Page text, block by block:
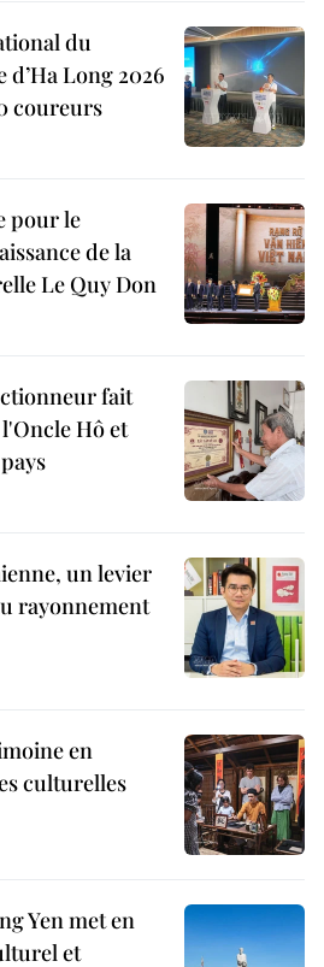
du
Long 2026
coureurs
pour le
de la
Le Quy Don
fait
Hô et
un levier
rayonnement
en
culturelles
Yen met en
et